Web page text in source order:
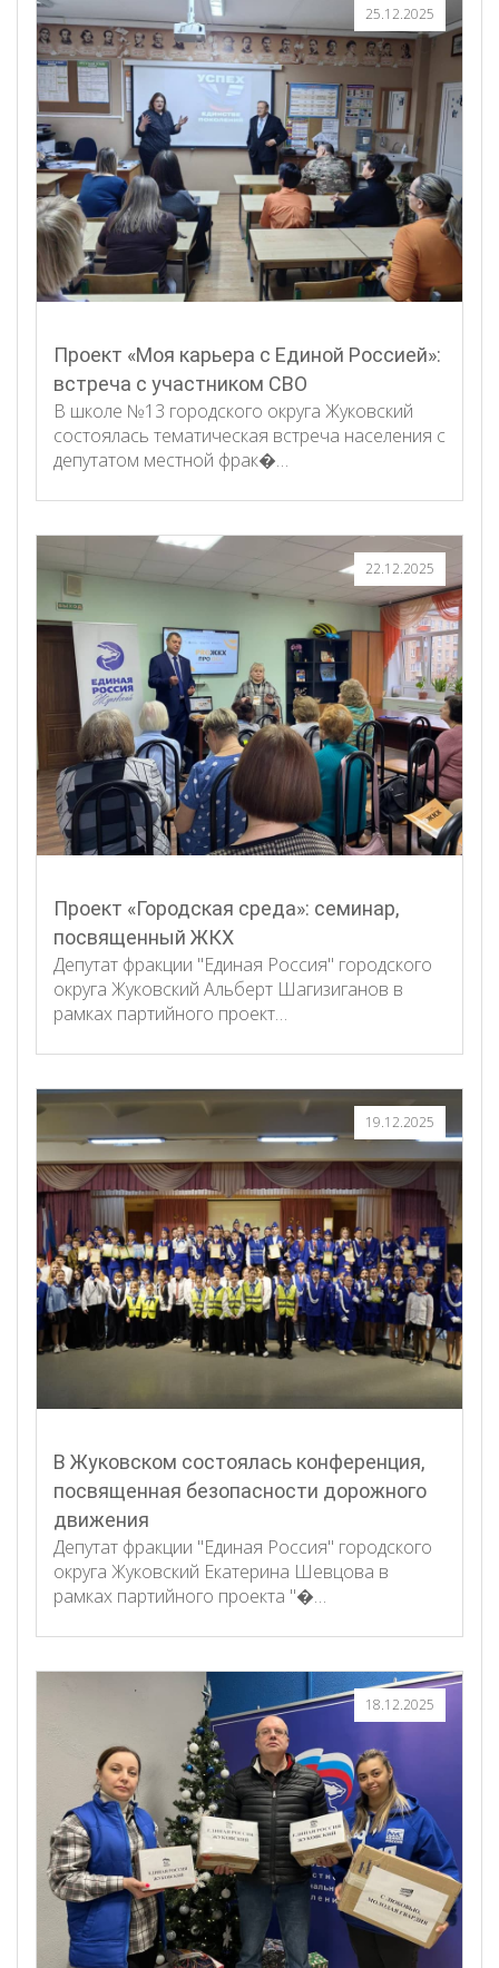
25.12.2025
Проект «Моя карьера с Единой Россией»:
встреча с участником СВО
В школе №13 городского округа Жуковский
состоялась тематическая встреча населения с
депутатом местной фрак�…
22.12.2025
Проект «Городская среда»: семинар,
посвященный ЖКХ
Депутат фракции "Единая Россия" городского
округа Жуковский Альберт Шагизиганов в
рамках партийного проект…
19.12.2025
В Жуковском состоялась конференция,
посвященная безопасности дорожного
движения
Депутат фракции "Единая Россия" городского
округа Жуковский Екатерина Шевцова в
рамках партийного проекта "�…
18.12.2025